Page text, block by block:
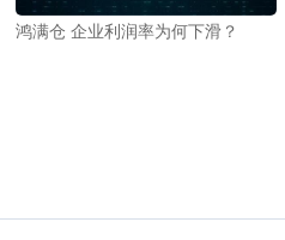
鸿满仓 企业利润率为何下滑？